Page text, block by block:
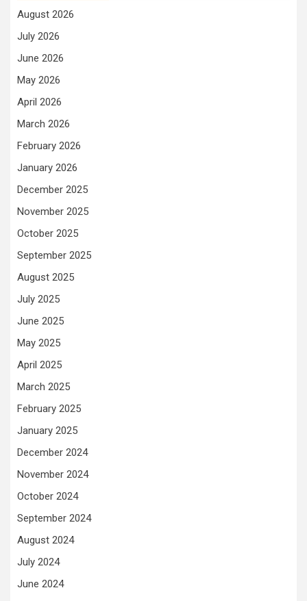
August 2026
July 2026
June 2026
May 2026
April 2026
March 2026
February 2026
January 2026
December 2025
November 2025
October 2025
September 2025
August 2025
July 2025
June 2025
May 2025
April 2025
March 2025
February 2025
January 2025
December 2024
November 2024
October 2024
September 2024
August 2024
July 2024
June 2024